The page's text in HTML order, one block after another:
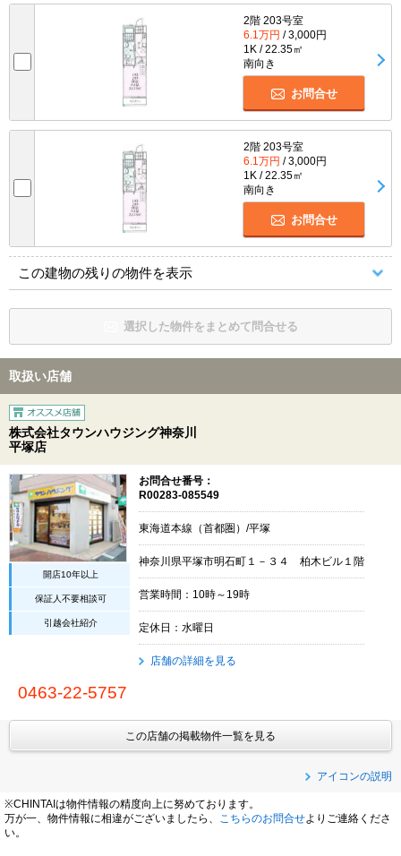
2階 203号室
6.1万円 / 3,000円
1K / 22.35㎡
南向き
お問合せ
2階 203号室
6.1万円 / 3,000円
1K / 22.35㎡
南向き
お問合せ
この建物の残りの物件を表示
選択した物件をまとめて問合せる
取扱い店舗
株式会社タウンハウジング神奈川
平塚店
開店10年以上
保証人不要相談可
引越会社紹介
お問合せ番号：
R00283-085549
東海道本線（首都圏）/平塚
神奈川県平塚市明石町１－３４ 柏木ビル１階
営業時間：10時～19時
定休日：水曜日
店舗の詳細を見る
0463-22-5757
この店舗の掲載物件一覧を見る
アイコンの説明
※CHINTAIは物件情報の精度向上に努めております。
万が一、物件情報に相違がございましたら、
こちらのお問合せよりご連絡くださ
い。